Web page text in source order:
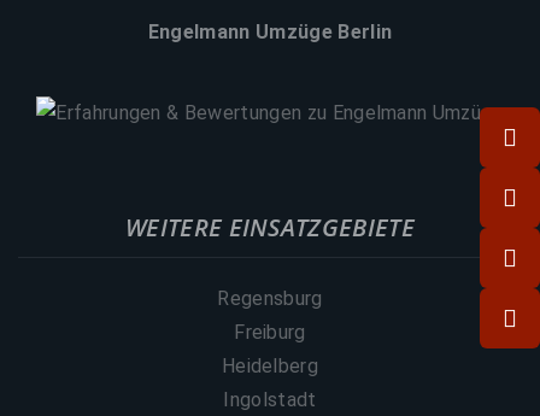
Engelmann Umzüge Berlin
WEITERE EINSATZGEBIETE
Regensburg
Freiburg
Heidelberg
Ingolstadt